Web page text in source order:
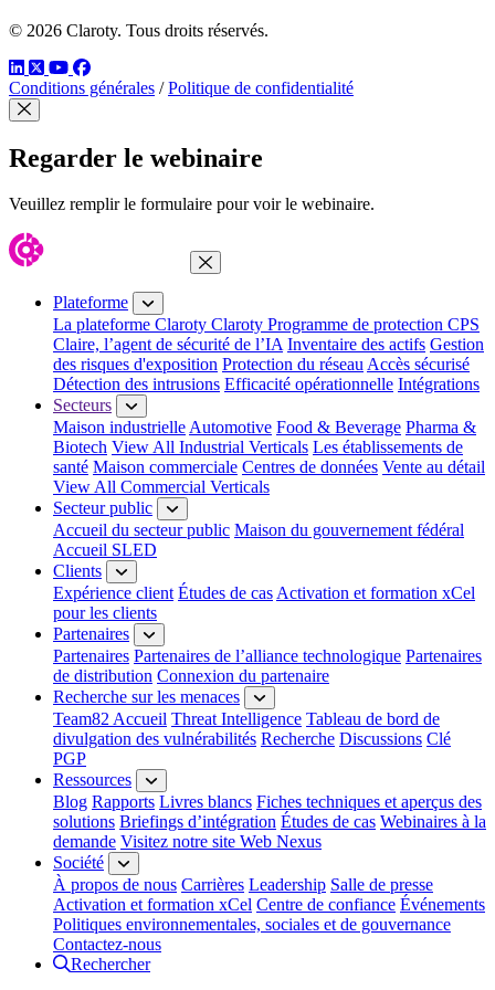
© 2026 Claroty. Tous droits réservés.
LinkedIn
TwitterYouTube
Facebook
Conditions générales / Politique de confidentialité
Fermer modal
Regarder le webinaire
Veuillez remplir le formulaire pour voir le webinaire.
Fermer le menu
Plateforme
La plateforme Claroty Claroty Programme de protection CPS
Claire, l’agent de sécurité de l’IA Inventaire des actifs Gestion
des risques d'exposition Protection du réseauAccès sécurisé
Détection des intrusions Efficacité opérationnelle Intégrations
Secteurs
Maison industrielleAutomotive Food & Beverage Pharma &
Biotech View All Industrial Verticals Les établissements de
santé Maison commerciale Centres de données Vente au détail
View All Commercial Verticals
Secteur public
Accueil du secteur public Maison du gouvernement fédéral
Accueil SLED
Clients
Expérience client Études de casActivation et formation xCel
pour les clients
Partenaires
Partenaires Partenaires de l’alliance technologique Partenaires
de distribution Connexion du partenaire
Recherche sur les menaces
Team82 Accueil Threat Intelligence Tableau de bord de
divulgation des vulnérabilités Recherche Discussions Clé
PGP
Ressources
Blog Rapports Livres blancs Fiches techniques et aperçus des
solutions Briefings d’intégration Études de cas Webinaires à la
demande Visitez notre site Web Nexus
Société
À propos de nous Carrières Leadership Salle de presse
Activation et formation xCel Centre de confiance Événements
Politiques environnementales, sociales et de gouvernance
Contactez-nous
Rechercher